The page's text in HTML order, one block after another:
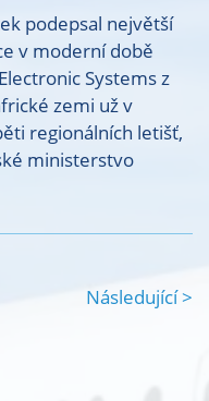
podepsal největší
v moderní době
Systems z
zemi už v
regionálních letišť,
ministerstvo
Následující >